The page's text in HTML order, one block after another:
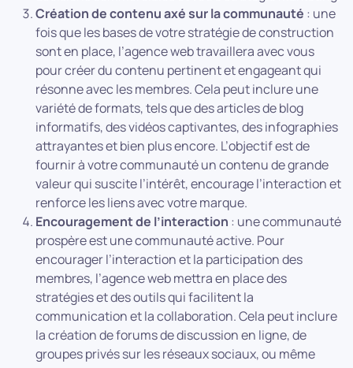
Création de contenu axé sur la communauté : une
fois que les bases de votre stratégie de construction
sont en place, l’agence web travaillera avec vous
pour créer du contenu pertinent et engageant qui
résonne avec les membres. Cela peut inclure une
variété de formats, tels que des articles de blog
informatifs, des vidéos captivantes, des infographies
attrayantes et bien plus encore. L’objectif est de
fournir à votre communauté un contenu de grande
valeur qui suscite l’intérêt, encourage l’interaction et
renforce les liens avec votre marque.
Encouragement de l’interaction : une communauté
prospère est une communauté active. Pour
encourager l’interaction et la participation des
membres, l’agence web mettra en place des
stratégies et des outils qui facilitent la
communication et la collaboration. Cela peut inclure
la création de forums de discussion en ligne, de
groupes privés sur les réseaux sociaux, ou même